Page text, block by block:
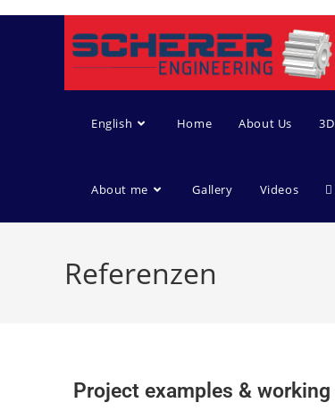
English Home About Us
About me Gallery Videos
Referenzen
Project examples &